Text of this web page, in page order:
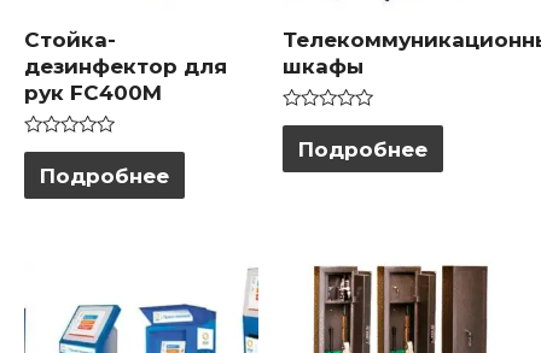
Стойка-
дезинфектор для
рук FC400M
Оценка
5
Подробнее
шкафы
Оценка
5
Подробнее